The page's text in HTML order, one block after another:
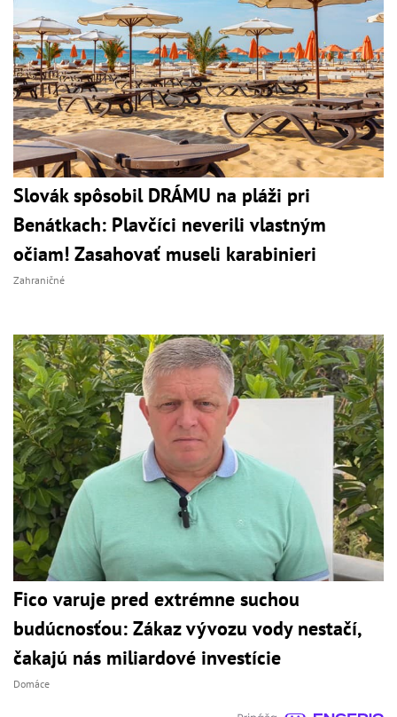
Slovák spôsobil DRÁMU na pláži pri
Benátkach: Plavčíci neverili vlastným
očiam! Zasahovať museli karabinieri
Zahraničné
Fico varuje pred extrémne suchou
budúcnosťou: Zákaz vývozu vody nestačí,
čakajú nás miliardové investície
Domáce